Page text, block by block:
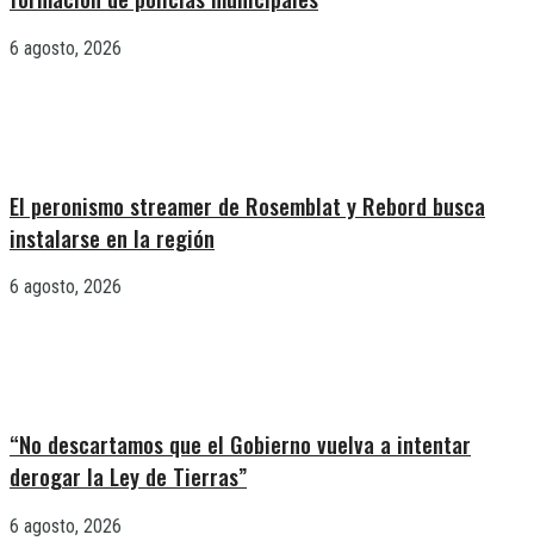
6 agosto, 2026
El peronismo streamer de Rosemblat y Rebord busca
instalarse en la región
6 agosto, 2026
“No descartamos que el Gobierno vuelva a intentar
derogar la Ley de Tierras”
6 agosto, 2026